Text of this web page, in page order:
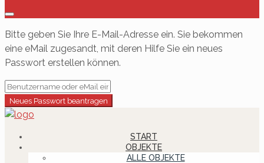
Bitte geben Sie Ihre E-Mail-Adresse ein. Sie bekommen
eine eMail zugesandt, mit deren Hilfe Sie ein neues
Passwort erstellen können.
Neues Passwort beantragen
START
OBJEKTE
ALLE OBJEKTE